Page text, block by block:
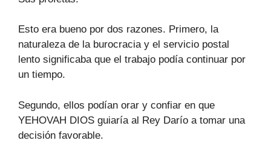
Esto era bueno por dos razones. Primero, la
naturaleza de la burocracia y el servicio postal
lento significaba que el trabajo podía continuar por
un tiempo.
Segundo, ellos podían orar y confiar en que
YEHOVAH DIOS guiaría al Rey Darío a tomar una
decisión favorable.